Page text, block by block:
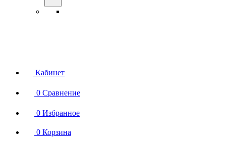
Кабинет
0 Сравнение
0 Избранное
0 Корзина